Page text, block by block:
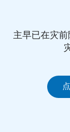
性的工作，
会说话就说天
心里想的，凡
身，若基督是
实质就都没有
主早已在灾